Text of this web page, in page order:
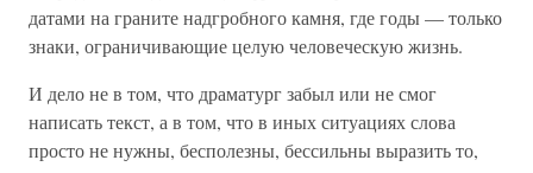
датами на граните надгробного камня, где годы — только
знаки, ограничивающие целую человеческую жизнь.
И дело не в том, что драматург забыл или не смог
написать текст, а в том, что в иных ситуациях слова
просто не нужны, бесполезны, бессильны выразить то,